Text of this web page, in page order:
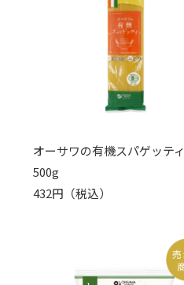
オーサワの有機スパゲッティ
500g
432円（税込）